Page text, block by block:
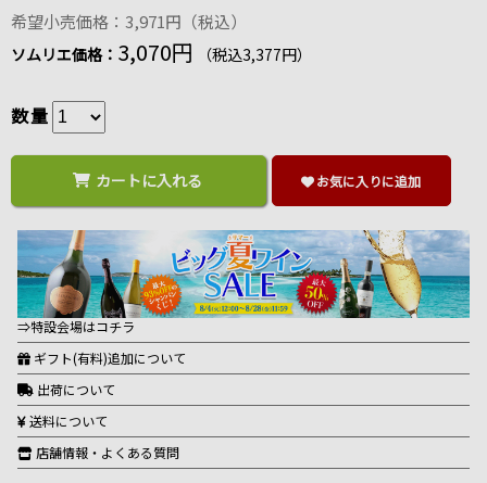
希望小売価格：3,971円（税込）
ソムリエ価格： 3,070円 （税込3,377円）
数量
カートに入れる お気に入りに追加
⇒特設会場はコチラ
ギフト(有料)追加について
出荷について
送料について
店舗情報・よくある質問